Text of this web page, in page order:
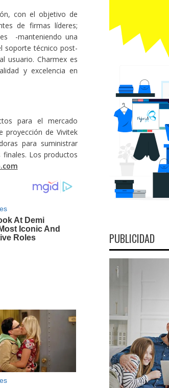
con el objetivo de
de firmas líderes;
-manteniendo una
soporte técnico post-
usuario. Charmex es
y excelencia en
para el mercado
proyección de Vivitek
para suministrar
Los productos
PUBLICIDAD